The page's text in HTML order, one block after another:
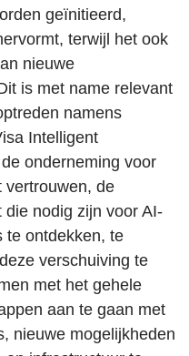
geïnitieerd,
terwijl het ook
nieuwe
is met name relevant
namens
Intelligent
onderneming voor
vertrouwen, de
nodig zijn voor AI-
te ontdekken, te
verschuiving te
met het gehele
aan te gaan met
nieuwe mogelijkheden